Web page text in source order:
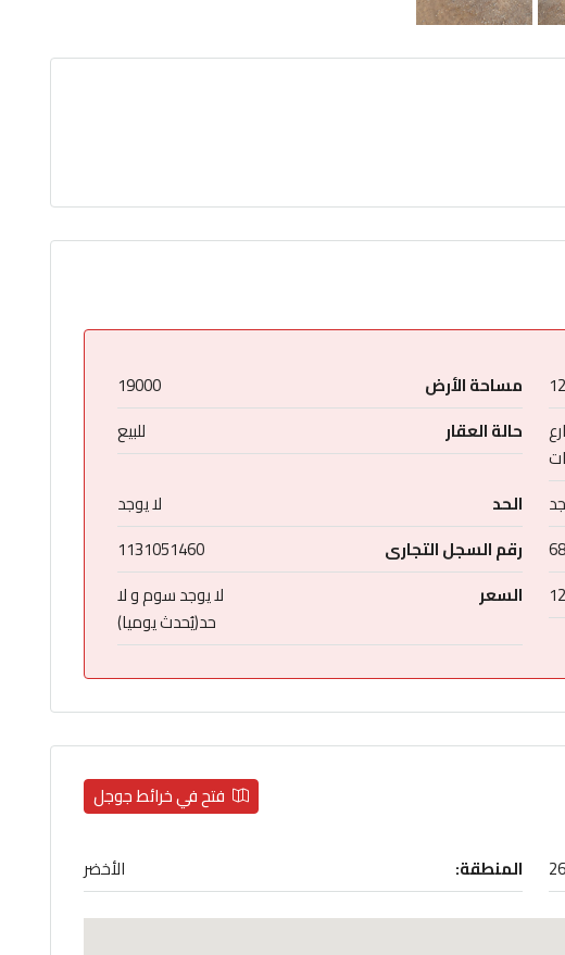
مساحة الأرض
19000
حالة العقار للبيع
الحد
لا يوجد
رقم السجل التجارى
1131051460
السعر
لا يوجد سوم و لا
حد(يُحدث يوميا)
فتح في خرائط جوجل
المنطقة: الأخضر